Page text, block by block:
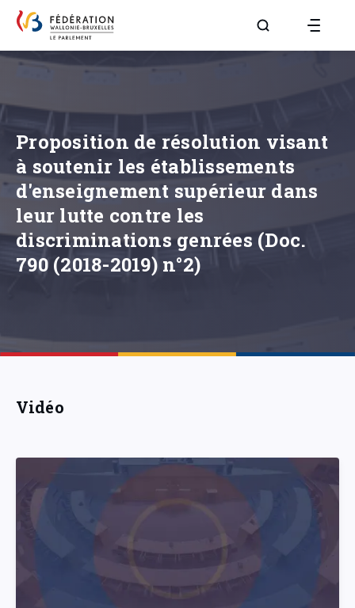
Aller à la page
Proposition de résolution visant
à soutenir les établissements
d'enseignement supérieur dans
leur lutte contre les
discriminations genrées (Doc.
790 (2018-2019) n°2)
Vidéo